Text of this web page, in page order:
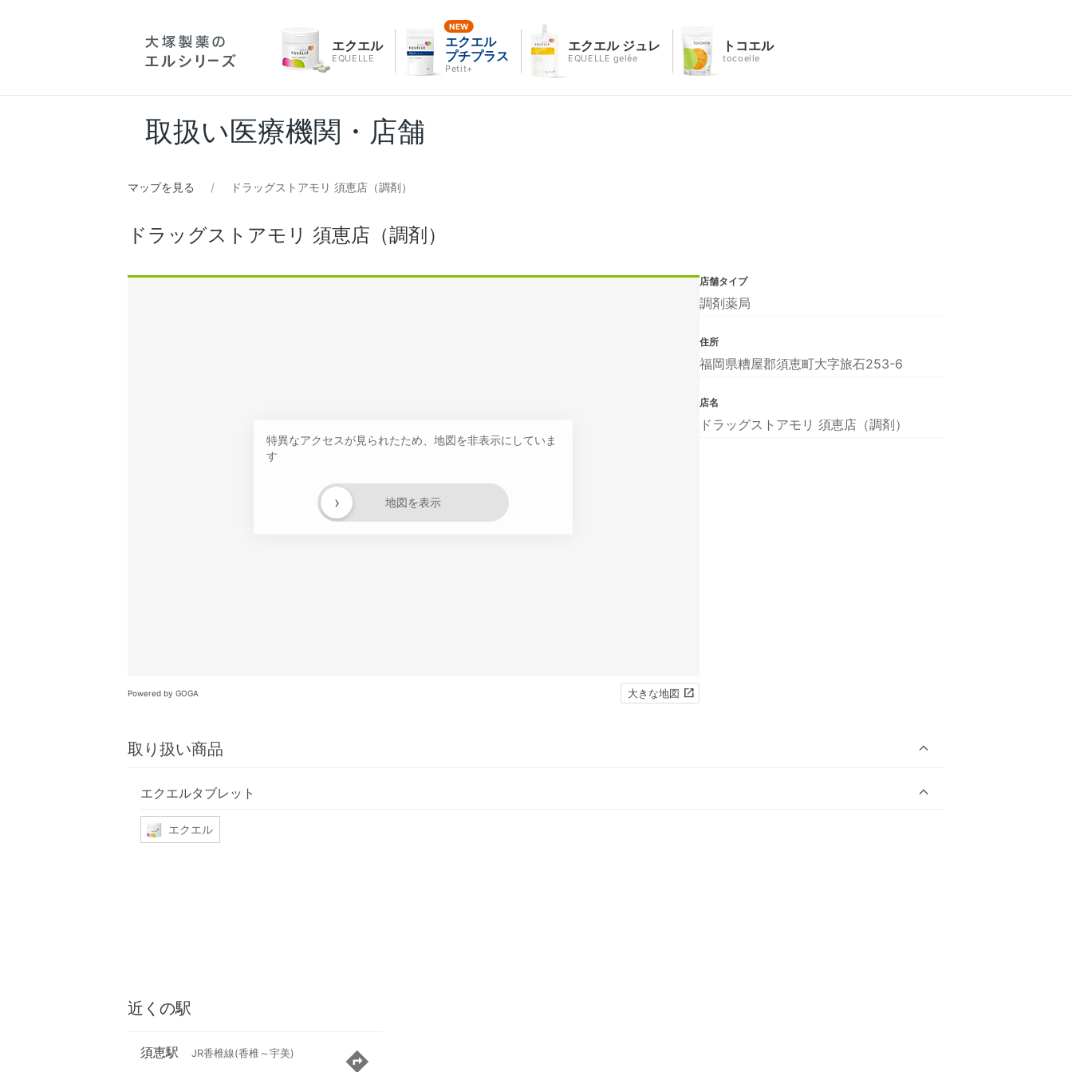
エクエル
EQUELLE
エクエル
プチプラス
Petit+
エクエル ジュレ
EQUELLE gelée
トコエル
tocoelle
取扱い医療機関・店舗
マップを見る ドラッグストアモリ 須恵店（調剤）
ドラッグストアモリ 須恵店（調剤）
特異なアクセスが見られたため、地図を非表示にしていま
す
地図を表示
›
Powered by GOGA 大きな地図
取り扱い商品
エクエルタブレット
エクエル
店舗タイプ
調剤薬局
住所
福岡県糟屋郡須恵町大字旅石253-6
店名
ドラッグストアモリ 須恵店（調剤）
近くの駅
須恵駅 JR香椎線(香椎～宇美)